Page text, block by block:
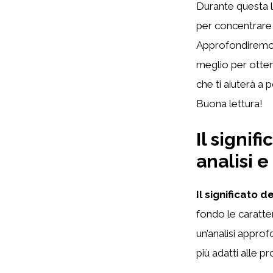
Durante questa
per concentrare
meglio per
che ti aiuterà a
Buona lettura!
Il
analisi
Il significato
fondo le
un’analisi
più adatti alle